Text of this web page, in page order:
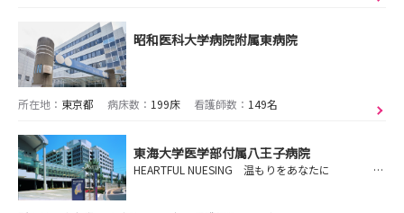
昭和医科大学病院附属東病院
所在地： 東京都 病床数： 199床 看護師数： 149名
東海大学医学部付属八王子病院
HEARTFUL NUESING 温もりをあなたに 人が好き、看護が好き